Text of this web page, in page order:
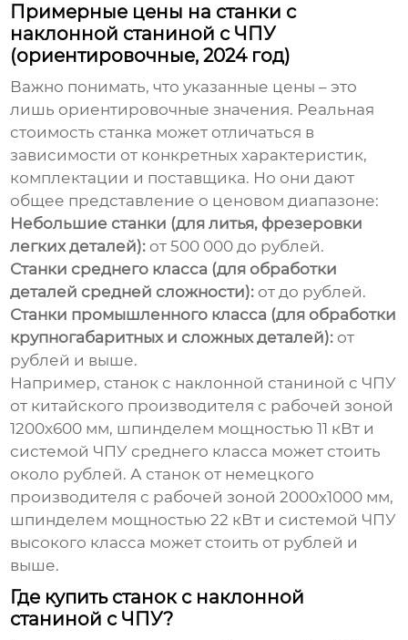
Примерные цены на станки с
наклонной станиной с ЧПУ
(ориентировочные, 2024 год)
Важно понимать, что указанные цены – это
лишь ориентировочные значения. Реальная
стоимость станка может отличаться в
зависимости от конкретных характеристик,
комплектации и поставщика. Но они дают
общее представление о ценовом диапазоне:
Небольшие станки (для литья, фрезеровки
легких деталей): от 500 000 до рублей.
Станки среднего класса (для обработки
деталей средней сложности): от до рублей.
Станки промышленного класса (для обработки
крупногабаритных и сложных деталей): от
рублей и выше.
Например, станок с наклонной станиной с ЧПУ
от китайского производителя с рабочей зоной
1200x600 мм, шпинделем мощностью 11 кВт и
системой ЧПУ среднего класса может стоить
около рублей. А станок от немецкого
производителя с рабочей зоной 2000x1000 мм,
шпинделем мощностью 22 кВт и системой ЧПУ
высокого класса может стоить от рублей и
выше.
Где купить станок с наклонной
станиной с ЧПУ?